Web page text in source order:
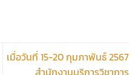
เมื่อวันที่ 15-20 กุมภาพันธ์ 2567
สำนักงานบริการวิชาการ